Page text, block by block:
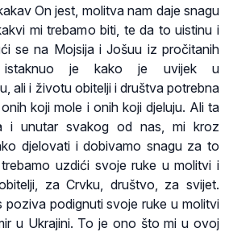
On jest, molitva nam daje snagu
mi trebamo biti, te da to uistinu i
se na Mojsija i Jošuu iz pročitanih
istaknuo je kako je uvijek u
ali i životu obitelji i društva potrebna
koji mole i onih koji djeluju. Ali ta
i unutar svakog od nas, mi kroz
djelovati i dobivamo snagu za to
uzdići svoje ruke u molitvi i
za Crvku, društvo, za svijet.
poziva podignuti svoje ruke u molitvi
u Ukrajini. To je ono što mi u ovoj